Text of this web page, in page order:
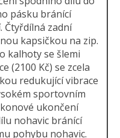
pásku bránící
Čtyřdílná zadní
kapsičkou na zip.
kalhoty se šlemi
(2100 Kč) se zcela
redukující vibrace
sportovním
ukončení
nohavic bránící
pohybu nohavic.